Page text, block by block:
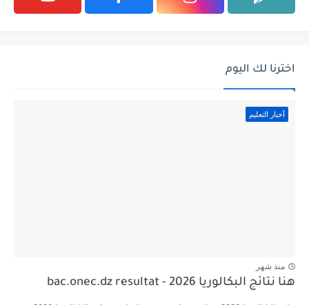
اخترنا لك اليوم
أخبار التعليم
منذ شهر
هنا نتائج البكالوريا 2026 - bac.onec.dz resultat